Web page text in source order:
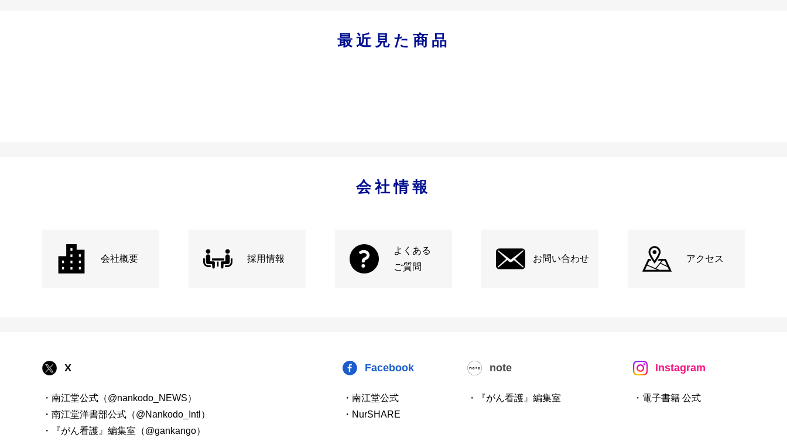
最近見た商品
会社情報
会社概要 採用情報
よくある
ご質問
お問い合わせ アクセス
X
・南江堂公式（@nankodo_NEWS）
・南江堂洋書部公式（@Nankodo_Intl）
・『がん看護』編集室（@gankango）
Facebook
・南江堂公式
・NurSHARE
note
・『がん看護』編集室
Instagram
・電子書籍 公式